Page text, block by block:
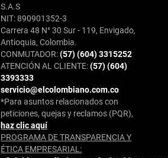
S.A.S
NIT: 890901352-3
Carrera 48 N° 30 Sur - 119, Envigado,
Antioquia, Colombia.
CONMUTADOR:(57) (604) 3315252
ATENCIÓN AL CLIENTE:(57) (604)
3393333
servicio@elcolombiano.com.co
*Para asuntos relacionados con
peticiones, quejas y reclamos (PQR),
haz clic aquí
PROGRAMA DE TRANSPARENCIA Y
ÉTICA EMPRESARIAL: